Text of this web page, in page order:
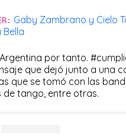
Gaby Zambrano y Cielo
Bella
por tanto.
que dejó junto a una
que se tomó con las
de tango, entre otras.